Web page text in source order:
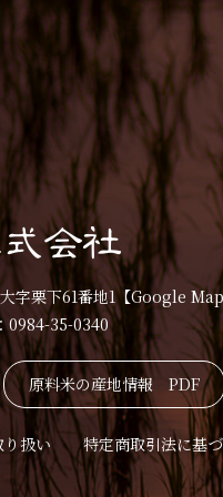
字栗下61番地1【Google
0984-35-0340
原料米の産地情報 PDF
扱い 特定商取引法に基